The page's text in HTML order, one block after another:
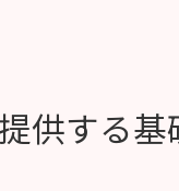
供する基